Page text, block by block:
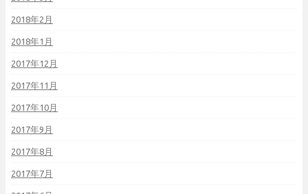
2018年2月
2018年1月
2017年12月
2017年11月
2017年10月
2017年9月
2017年8月
2017年7月